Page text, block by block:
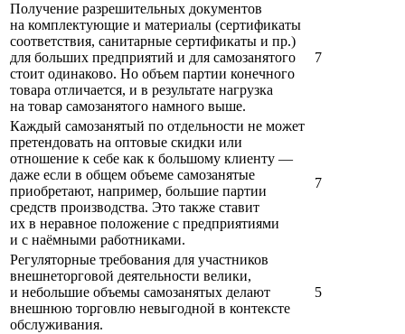
Получение разрешительных документов
на комплектующие и материалы (сертификаты
соответствия, санитарные сертификаты и пр.)
для больших предприятий и для самозанятого
стоит одинаково. Но объем партии конечного
товара отличается, и в результате нагрузка
на товар самозанятого намного выше.
7
Каждый самозанятый по отдельности не может
претендовать на оптовые скидки или
отношение к себе как к большому клиенту —
даже если в общем объеме самозанятые
приобретают, например, большие партии
средств производства. Это также ставит
их в неравное положение с предприятиями
и с наёмными работниками.
7
Регуляторные требования для участников
внешнеторговой деятельности велики,
и небольшие объемы самозанятых делают
внешнюю торговлю невыгодной в контексте
обслуживания.
5